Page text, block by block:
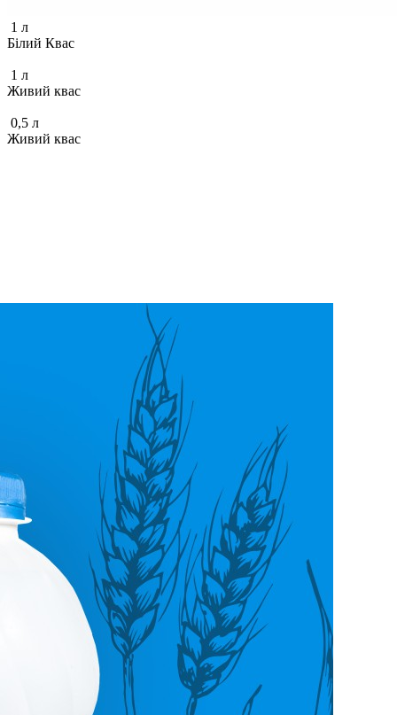
1 л
Білий Квас
1 л
Живий квас
0,5 л
Живий квас